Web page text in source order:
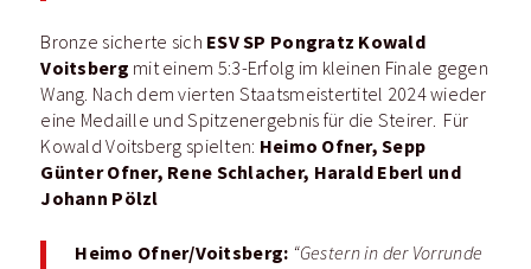
Bronze sicherte sich ESV SP Pongratz Kowald
Voitsberg mit einem 5:3-Erfolg im kleinen Finale gegen
Wang. Nach dem vierten Staatsmeistertitel 2024 wieder
eine Medaille und Spitzenergebnis für die Steirer. Für
Kowald Voitsberg spielten: Heimo Ofner, Sepp
Günter Ofner, Rene Schlacher, Harald Eberl und
Johann Pölzl
Heimo Ofner/Voitsberg: “Gestern in der Vorrunde